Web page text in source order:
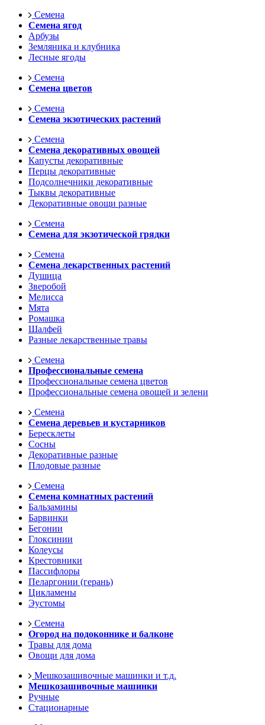
Семена
Семена ягод
Арбузы
Земляника и клубника
Лесные ягоды
Семена
Семена цветов
Семена
Семена экзотических растений
Семена
Семена декоративных овощей
Капусты декоративные
Перцы декоративные
Подсолнечники декоративные
Тыквы декоративные
Декоративные овощи разные
Семена
Семена для экзотической грядки
Семена
Семена лекарственных растений
Душица
Зверобой
Мелисса
Мята
Ромашка
Шалфей
Разные лекарственные травы
Семена
Профессиональные семена
Профессиональные семена цветов
Профессиональные семена овощей и зелени
Семена
Семена деревьев и кустарников
Бересклеты
Сосны
Декоративные разные
Плодовые разные
Семена
Семена комнатных растений
Бальзамины
Барвинки
Бегонии
Глоксинии
Колеусы
Крестовники
Пассифлоры
Пеларгонии (герань)
Цикламены
Эустомы
Семена
Огород на подоконнике и балконе
Травы для дома
Овощи для дома
Мешкозашивочные машинки и т.д.
Мешкозашивочные машинки
Ручные
Стационарные